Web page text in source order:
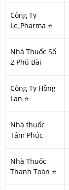
Công Ty
Lc_Pharma ⭐
Nhà Thuốc Số
2 Phú Bài
Công Ty Hồng
Lan ⭐
Nhà thuốc
Tâm Phúc
Nhà Thuốc
Thanh Toàn ⭐